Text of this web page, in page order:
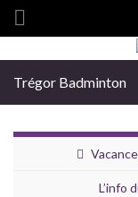
Trégor Badminton
L’info